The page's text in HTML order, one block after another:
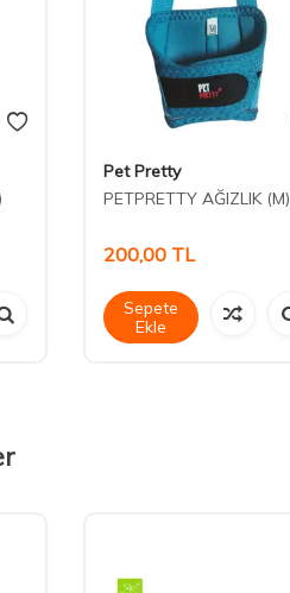
Pet Pretty
PETPRETTY AĞIZLIK (M)
200,00 TL
Sepete
Ekle